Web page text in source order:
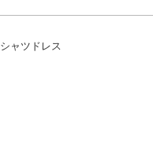
シャツドレス